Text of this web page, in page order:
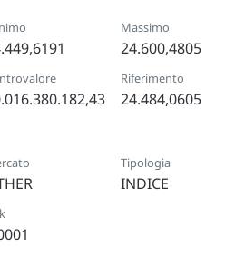
Massimo
24.600,4805
Riferimento
24.484,0605
Tipologia
INDICE